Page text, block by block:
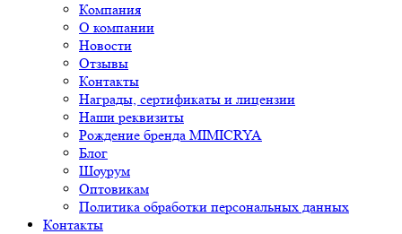
Компания
О компании
Новости
Отзывы
Контакты
Награды, сертификаты и лицензии
Наши реквизиты
Рождение бренда MIMICRYA
Блог
Шоурум
Оптовикам
Политика обработки персональных данных
Контакты